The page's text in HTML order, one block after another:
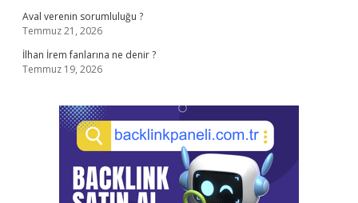
Aval verenin sorumluluğu ?
Temmuz 21, 2026
İlhan İrem fanlarına ne denir ?
Temmuz 19, 2026